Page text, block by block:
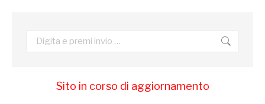
Cerca:
Sito in corso di aggiornamento